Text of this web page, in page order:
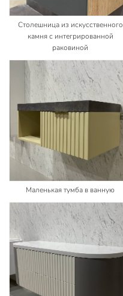
Столешница из искусственного
камня с интегрированной
раковиной
Маленькая тумба в ванную